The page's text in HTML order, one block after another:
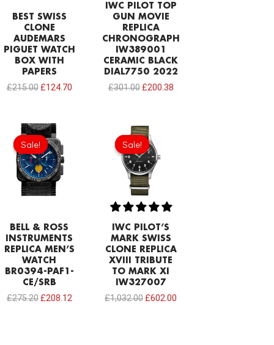
BEST SWISS
CLONE
AUDEMARS
PIGUET WATCH
BOX WITH
PAPERS
£215.00 £124.70
IWC PILOT TOP
GUN MOVIE
REPLICA
CHRONOGRAPH
IW389001
CERAMIC BLACK
DIAL7750 2022
£301.00 £200.38
Sale!
Sale!
BELL & ROSS
INSTRUMENTS
REPLICA MEN’S
WATCH
BR0394-PAF1-
CE/SRB
£275.20
Original
price
was:
£275.20.
£208.12
Sale!
Sale!
IWC PILOT’S
MARK SWISS
CLONE REPLICA
XVIII TRIBUTE
TO MARK XI
IW327007
£1,032.00
Original
price
was:
£1,032.00.
£602.00